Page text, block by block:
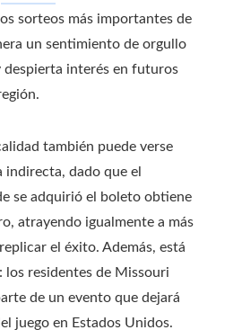
sorteos más importantes de
un sentimiento de orgullo
despierta interés en futuros
también puede verse
indirecta, dado que el
se adquirió el boleto obtiene
atrayendo igualmente a más
el éxito. Además, está
los residentes de Missouri
de un evento que dejará
juego en Estados Unidos.